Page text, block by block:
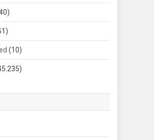
(10)